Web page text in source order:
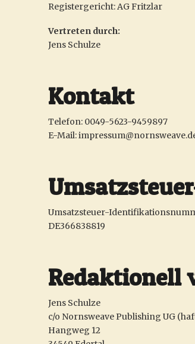
Registergericht: AG Fritzlar
Vertreten durch:
Jens Schulze
Kontakt
Telefon: 0049-5623-9459897
E-Mail:
Umsatzsteuer-
DE366838819
Redaktionell
Jens Schulze
c/o Nornsweave Publishing UG
Hangweg 12